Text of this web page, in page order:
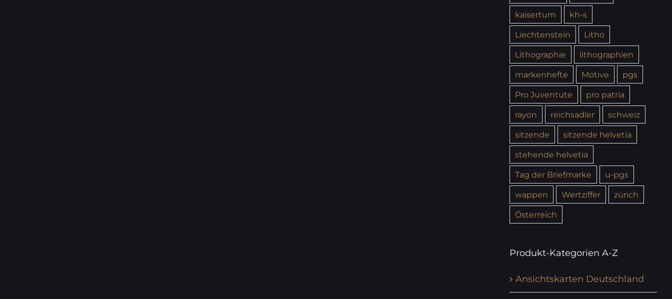
kaisertum
kh-s
Liechtenstein
Litho
Lithographie
lithographien
markenhefte
Motive
pgs
Pro Juventute
pro patria
rayon
reichsadler
schweiz
sitzende
sitzende helvetia
stehende helvetia
Tag der Briefmarke
u-pgs
wappen
Wertziffer
zürich
Österreich
Produkt-Kategorien A-Z
Ansichtskarten Deutschland